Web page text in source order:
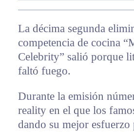
La décima segunda
competencia de cocina
Celebrity” salió porque
faltó fuego.
Durante la emisión
reality en el que los
dando su mejor